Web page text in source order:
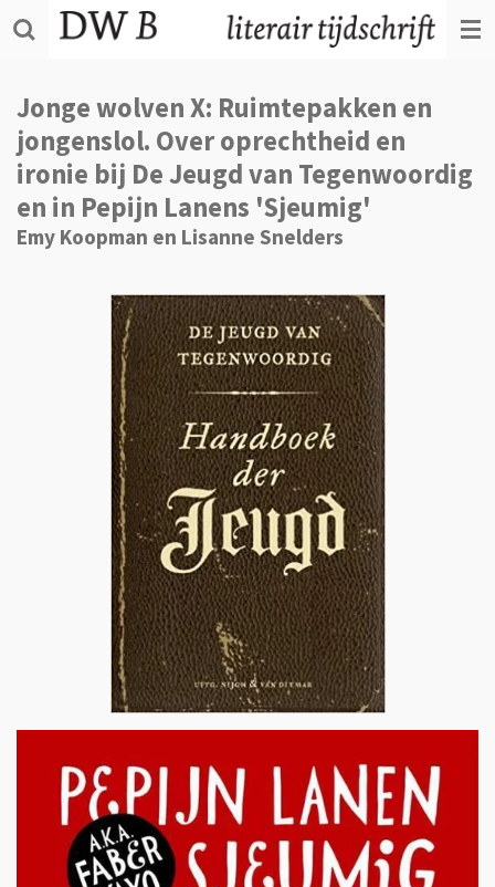
Ga
direct
de
hoofdinhoud
Jonge wolven X: Ruimtepakken en
jongenslol. Over oprechtheid en
ironie bij De Jeugd van Tegenwoordig
en in Pepijn Lanens 'Sjeumig'
Emy Koopman en Lisanne Snelders